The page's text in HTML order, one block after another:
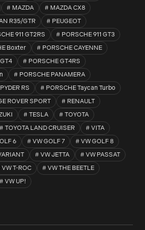
MAZDA
MAZDA CX8
R35/GTR
PEUGEOT
911 GT2RS
PORSCHE 911 GT3
Boxter
PORSCHE CAYENNE
PORSCHE GT4RS
PORSCHE PANAMERA
RS
PORSCHE Taycan Turbo
ROVER SPORT
RENAULT
TESLA
TOYOTA
TOYOTA LAND CRUISER
VITA
6 VW GOLF 7
VW GOLF 8
VW JETTA
VW PASSAT
VW T-ROC
VW THE BEETLE
VW UP!